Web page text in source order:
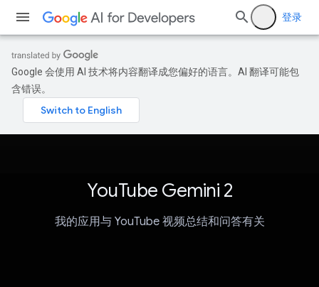
登录
Google 会使用 AI 技术将内容翻译成您偏好的语言。AI 翻译可能包
含错误。
YouTube Gemini 2
我的应用与 YouTube 视频总结和问答有关